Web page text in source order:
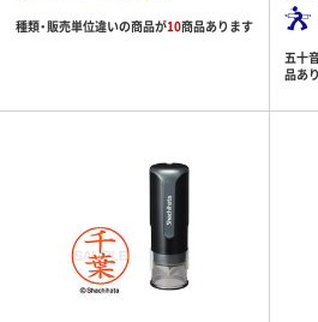
種類・販売単位違いの商品が10商品あります
五十
品あ